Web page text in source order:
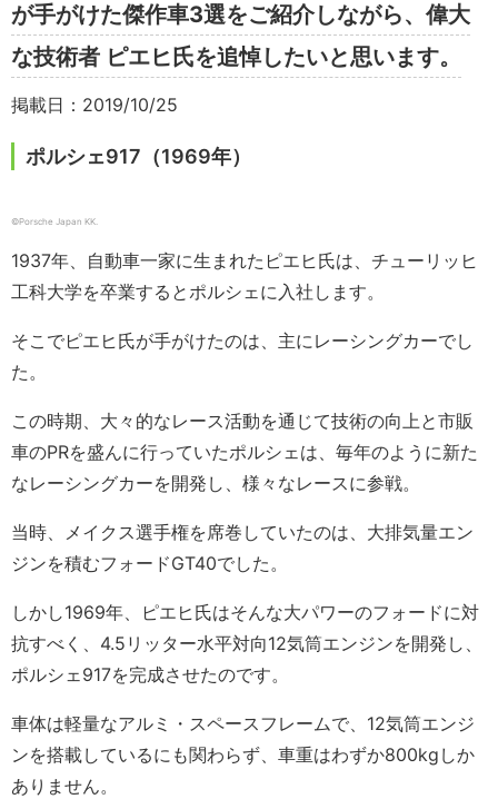
が手がけた傑作車3選をご紹介しながら、偉大
な技術者 ピエヒ氏を追悼したいと思います。
掲載日：2019/10/25
ポルシェ917（1969年）
©Porsche Japan KK.
1937年、自動車一家に生まれたピエヒ氏は、チューリッヒ
工科大学を卒業するとポルシェに入社します。
そこでピエヒ氏が手がけたのは、主にレーシングカーでし
た。
この時期、大々的なレース活動を通じて技術の向上と市販
車のPRを盛んに行っていたポルシェは、毎年のように新た
なレーシングカーを開発し、様々なレースに参戦。
当時、メイクス選手権を席巻していたのは、大排気量エン
ジンを積むフォードGT40でした。
しかし1969年、ピエヒ氏はそんな大パワーのフォードに対
抗すべく、4.5リッター水平対向12気筒エンジンを開発し、
ポルシェ917を完成させたのです。
車体は軽量なアルミ・スペースフレームで、12気筒エンジ
ンを搭載しているにも関わらず、車重はわずか800kgしか
ありません。